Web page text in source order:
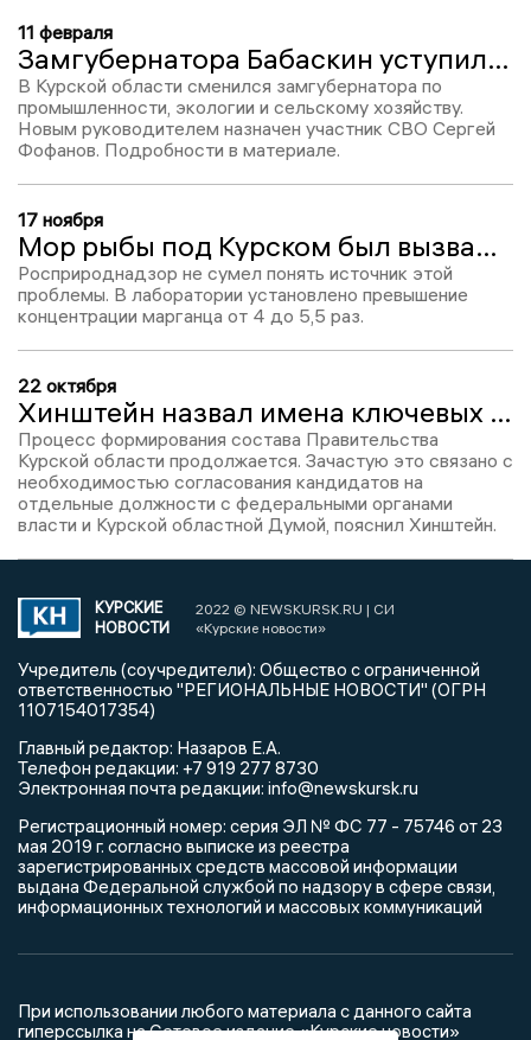
11 февраля
Замгубернатора Бабаскин уступил свой пост управленцу из Самары
В Курской области сменился замгубернатора по
промышленности, экологии и сельскому хозяйству.
Новым руководителем назначен участник СВО Сергей
Фофанов. Подробности в материале.
17 ноября
Мор рыбы под Курском был вызван превышением марганца в пять раз
Росприроднадзор не сумел понять источник этой
проблемы. В лаборатории установлено превышение
концентрации марганца от 4 до 5,5 раз.
22 октября
Хинштейн назвал имена ключевых министров и замов
Процесс формирования состава Правительства
Курской области продолжается. Зачастую это связано с
необходимостью согласования кандидатов на
отдельные должности с федеральными органами
власти и Курской областной Думой, пояснил Хинштейн.
КУРСКИЕ
НОВОСТИ
2022 © NEWSKURSK.RU | СИ
«Курские новости»
Учредитель (соучредители): Общество с ограниченной
ответственностью "РЕГИОНАЛЬНЫЕ НОВОСТИ" (ОГРН
1107154017354)
Главный редактор: Назаров Е.А.
Телефон редакции: +7 919 277 8730
Электронная почта редакции: info@newskursk.ru
Регистрационный номер: серия ЭЛ № ФС 77 - 75746 от 23
мая 2019 г. согласно выписке из реестра
зарегистрированных средств массовой информации
выдана Федеральной службой по надзору в сфере связи,
информационных технологий и массовых коммуникаций
При использовании любого материала с данного сайта
гиперссылка на Сетевое издание «Курские новости»